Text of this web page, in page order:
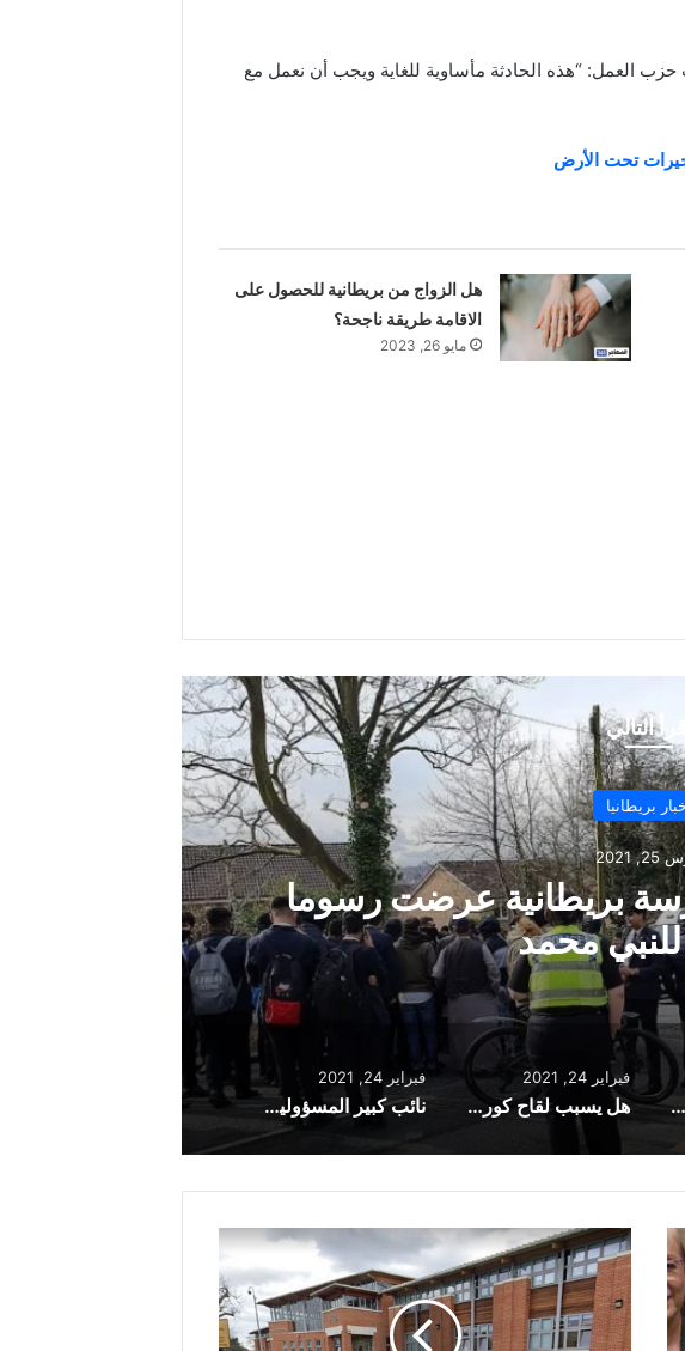
العمل: “هذه الحادثة مأساوية للغاية ويجب أن نعمل مع
هل الزواج من بريطانية للحصول على
الاقامة طريقة ناجحة؟
مايو 26, 2023
أقرأ التالي
أخبار بريطانيا
فبراير 24, 2021
نائب كبير المسؤولين
عن مجموعة من الأسئلة
الآباء يحتجون خارج مدرسة بريطانية عرضت رسوما مسيئة للنبي محمد
فبراير 24, 2021
هل يسبب لقاح كورونا العقم؟ نائب كبير المسؤولين الطبيين بإنجلترا يجيب عن مجموعة من الأسئلة
فبراير 24, 2021
نائب كبير المسؤولين الطبيين بإنجلترا: نعم! لقاحات كورونا تعمل!
الشرطة
تداهم
حفل
زفاف
حضره